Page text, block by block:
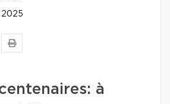
2025
à